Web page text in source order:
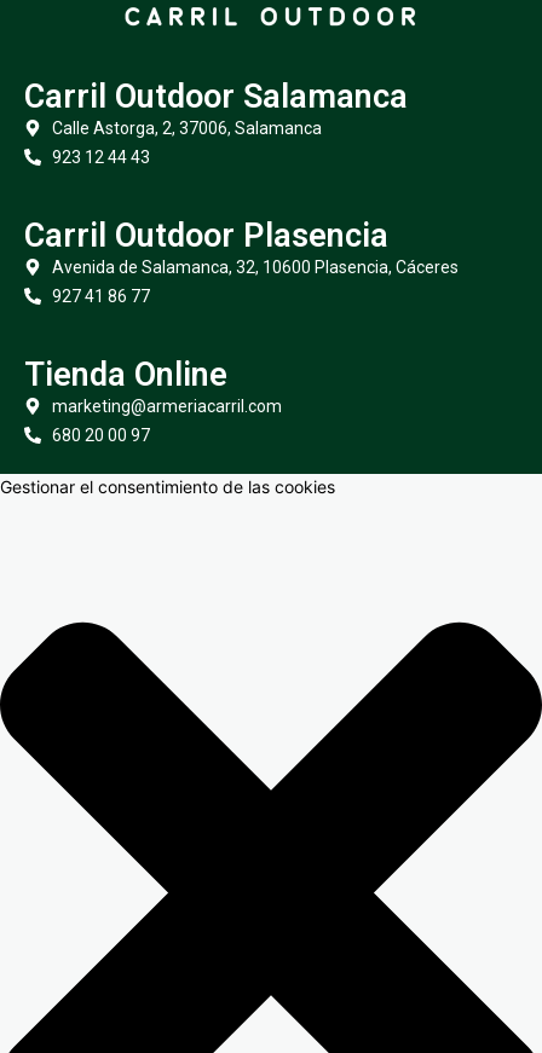
Carril Outdoor Salamanca
Calle Astorga, 2, 37006, Salamanca
923 12 44 43
Carril Outdoor Plasencia
Avenida de Salamanca, 32, 10600 Plasencia, Cáceres
927 41 86 77
Tienda Online
marketing@armeriacarril.com
680 20 00 97
Gestionar el consentimiento de las cookies